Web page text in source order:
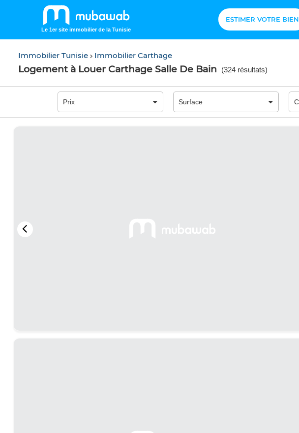
Le 1er site immobilier de la Tunisie
ESTIMER VOTRE BIEN
Immobilier Tunisie Immobilier Carthage
Logement à Louer Carthage Salle De Bain (324 résultats)